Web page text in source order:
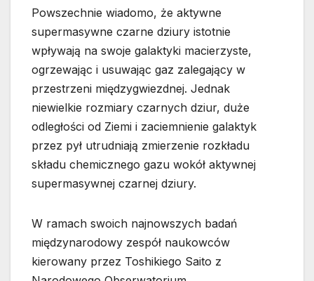
Powszechnie wiadomo, że aktywne
supermasywne czarne dziury istotnie
wpływają na swoje galaktyki macierzyste,
ogrzewając i usuwając gaz zalegający w
przestrzeni międzygwiezdnej. Jednak
niewielkie rozmiary czarnych dziur, duże
odległości od Ziemi i zaciemnienie galaktyk
przez pył utrudniają zmierzenie rozkładu
składu chemicznego gazu wokół aktywnej
supermasywnej czarnej dziury.
W ramach swoich najnowszych badań
międzynarodowy zespół naukowców
kierowany przez Toshikiego Saito z